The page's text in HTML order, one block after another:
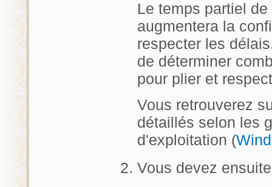
Le temps partiel
augmentera la
respecter les
de déterminer
pour plier et
Vous retrouverez
détaillés selon les
d'exploitation (
Vous devez